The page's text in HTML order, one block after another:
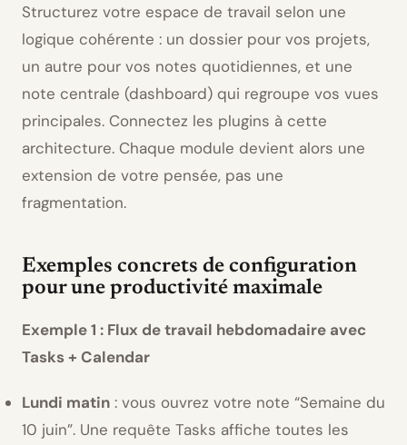
Structurez votre espace de travail selon une
logique cohérente : un dossier pour vos projets,
un autre pour vos notes quotidiennes, et une
note centrale (dashboard) qui regroupe vos vues
principales. Connectez les plugins à cette
architecture. Chaque module devient alors une
extension de votre pensée, pas une
fragmentation.
Exemples concrets de configuration
pour une productivité maximale
Exemple 1 : Flux de travail hebdomadaire avec
Tasks + Calendar
Lundi matin : vous ouvrez votre note “Semaine du
10 juin”. Une requête Tasks affiche toutes les